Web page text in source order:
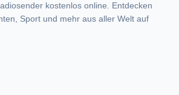
kostenlos online. Entdecken
Sport und mehr aus aller Welt auf